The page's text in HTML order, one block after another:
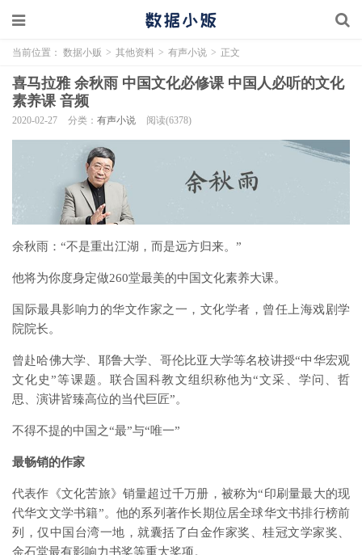
当前位置： 数据小贩 > 其他资料 > 有声小说 > 正文
喜马拉雅 余秋雨 中国文化必修课 中国人必听的文化
素养课 音频
2020-02-27 分类： 有声小说 阅读(6378)
余秋雨：“不是重出江湖，而是远方归来。”
他将为你度身定做260堂最美的中国文化素养大课。
国际最具影响力的华文作家之一，文化学者，曾任上海戏剧学
院院长。
曾赴哈佛大学、耶鲁大学、哥伦比亚大学等名校讲授“中华宏观
文化史”等课题。联合国科教文组织称他为“文采、学问、哲
思、演讲皆臻高位的当代巨匠”。
不得不提的中国之“最”与“唯一”
最畅销的作家
代表作《文化苦旅》销量超过千万册，被称为“印刷量最大的现
代华文文学书籍”。他的系列著作长期位居全球华文书排行榜前
列，仅中国台湾一地，就囊括了白金作家奖、桂冠文学家奖、
金石堂最有影响力书奖等重大奖项。